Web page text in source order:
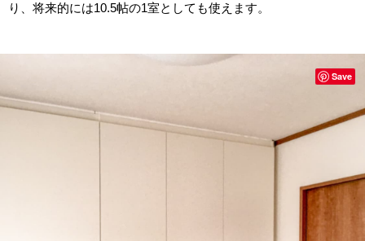
り、将来的には10.5帖の1室としても使えます。
Save